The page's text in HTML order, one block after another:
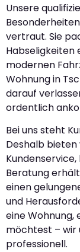
Unsere
vertraut. Sie
Habseligkeiten
modernen
Wohnung in
darauf
ordentlich
Bei uns steht
Deshalb
Beratung
einen
und
eine Wohnung,
möchtest – wir
professionell.